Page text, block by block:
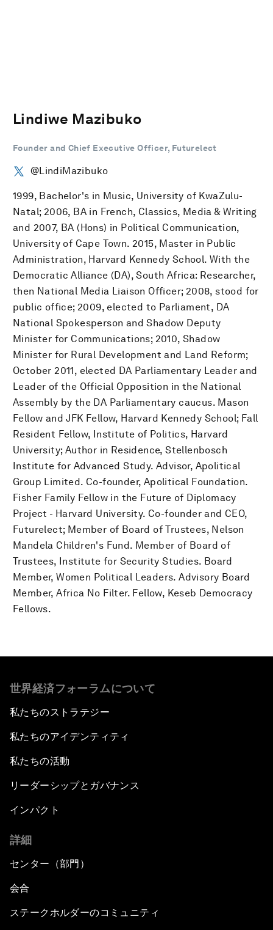
Lindiwe Mazibuko
Founder and Chief Executive Officer, Futurelect
@LindiMazibuko
1999, Bachelor's in Music, University of KwaZulu-
Natal; 2006, BA in French, Classics, Media & Writing
and 2007, BA (Hons) in Political Communication,
University of Cape Town. 2015, Master in Public
Administration, Harvard Kennedy School. With the
Democratic Alliance (DA), South Africa: Researcher,
then National Media Liaison Officer; 2008, stood for
public office; 2009, elected to Parliament, DA
National Spokesperson and Shadow Deputy
Minister for Communications; 2010, Shadow
Minister for Rural Development and Land Reform;
October 2011, elected DA Parliamentary Leader and
Leader of the Official Opposition in the National
Assembly by the DA Parliamentary caucus. Mason
Fellow and JFK Fellow, Harvard Kennedy School; Fall
Resident Fellow, Institute of Politics, Harvard
University; Author in Residence, Stellenbosch
Institute for Advanced Study. Advisor, Apolitical
Group Limited. Co-founder, Apolitical Foundation.
Fisher Family Fellow in the Future of Diplomacy
Project - Harvard University. Co-founder and CEO,
Futurelect; Member of Board of Trustees, Nelson
Mandela Children's Fund. Member of Board of
Trustees, Institute for Security Studies. Board
Member, Women Political Leaders. Advisory Board
Member, Africa No Filter. Fellow, Keseb Democracy
Fellows.
世界経済フォーラムについて
私たちのストラテジー
私たちのアイデンティティ
私たちの活動
リーダーシップとガバナンス
インパクト
詳細
センター（部門）
会合
ステークホルダーのコミュニティ